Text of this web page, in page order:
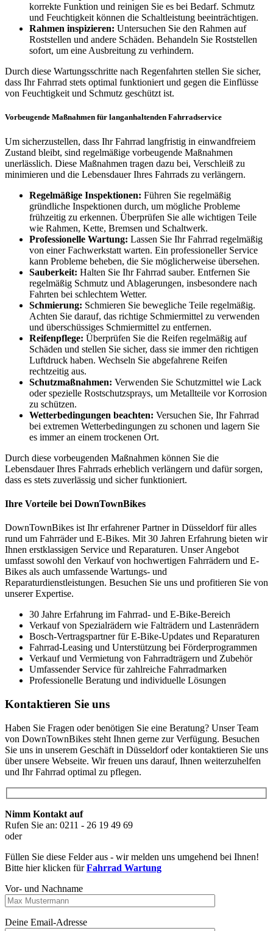
korrekte Funktion und reinigen Sie es bei Bedarf. Schmutz
und Feuchtigkeit können die Schaltleistung beeinträchtigen.
Rahmen inspizieren: Untersuchen Sie den Rahmen auf
Roststellen und andere Schäden. Behandeln Sie Roststellen
sofort, um eine Ausbreitung zu verhindern.
Durch diese Wartungsschritte nach Regenfahrten stellen Sie sicher,
dass Ihr Fahrrad stets optimal funktioniert und gegen die Einflüsse
von Feuchtigkeit und Schmutz geschützt ist.
Vorbeugende Maßnahmen für langanhaltenden Fahrradservice
Um sicherzustellen, dass Ihr Fahrrad langfristig in einwandfreiem
Zustand bleibt, sind regelmäßige vorbeugende Maßnahmen
unerlässlich. Diese Maßnahmen tragen dazu bei, Verschleiß zu
minimieren und die Lebensdauer Ihres Fahrrads zu verlängern.
Regelmäßige Inspektionen: Führen Sie regelmäßig
gründliche Inspektionen durch, um mögliche Probleme
frühzeitig zu erkennen. Überprüfen Sie alle wichtigen Teile
wie Rahmen, Kette, Bremsen und Schaltwerk.
Professionelle Wartung: Lassen Sie Ihr Fahrrad regelmäßig
von einer Fachwerkstatt warten. Ein professioneller Service
kann Probleme beheben, die Sie möglicherweise übersehen.
Sauberkeit: Halten Sie Ihr Fahrrad sauber. Entfernen Sie
regelmäßig Schmutz und Ablagerungen, insbesondere nach
Fahrten bei schlechtem Wetter.
Schmierung: Schmieren Sie bewegliche Teile regelmäßig.
Achten Sie darauf, das richtige Schmiermittel zu verwenden
und überschüssiges Schmiermittel zu entfernen.
Reifenpflege: Überprüfen Sie die Reifen regelmäßig auf
Schäden und stellen Sie sicher, dass sie immer den richtigen
Luftdruck haben. Wechseln Sie abgefahrene Reifen
rechtzeitig aus.
Schutzmaßnahmen: Verwenden Sie Schutzmittel wie Lack
oder spezielle Rostschutzsprays, um Metallteile vor Korrosion
zu schützen.
Wetterbedingungen beachten: Versuchen Sie, Ihr Fahrrad
bei extremen Wetterbedingungen zu schonen und lagern Sie
es immer an einem trockenen Ort.
Durch diese vorbeugenden Maßnahmen können Sie die
Lebensdauer Ihres Fahrrads erheblich verlängern und dafür sorgen,
dass es stets zuverlässig und sicher funktioniert.
Ihre Vorteile bei DownTownBikes
DownTownBikes ist Ihr erfahrener Partner in Düsseldorf für alles
rund um Fahrräder und E-Bikes. Mit 30 Jahren Erfahrung bieten wir
Ihnen erstklassigen Service und Reparaturen. Unser Angebot
umfasst sowohl den Verkauf von hochwertigen Fahrrädern und E-
Bikes als auch umfassende Wartungs- und
Reparaturdienstleistungen. Besuchen Sie uns und profitieren Sie von
unserer Expertise.
30 Jahre Erfahrung im Fahrrad- und E-Bike-Bereich
Verkauf von Spezialrädern wie Falträdern und Lastenrädern
Bosch-Vertragspartner für E-Bike-Updates und Reparaturen
Fahrrad-Leasing und Unterstützung bei Förderprogrammen
Verkauf und Vermietung von Fahrradträgern und Zubehör
Umfassender Service für zahlreiche Fahrradmarken
Professionelle Beratung und individuelle Lösungen
Kontaktieren Sie uns
Haben Sie Fragen oder benötigen Sie eine Beratung? Unser Team
von DownTownBikes steht Ihnen gerne zur Verfügung. Besuchen
Sie uns in unserem Geschäft in Düsseldorf oder kontaktieren Sie uns
über unsere Webseite. Wir freuen uns darauf, Ihnen weiterzuhelfen
und Ihr Fahrrad optimal zu pflegen.
Nimm Kontakt auf
Rufen Sie an: 0211 - 26 19 49 69
oder
Füllen Sie diese Felder aus - wir melden uns umgehend bei Ihnen!
Bitte hier klicken fürFahrrad Wartung
Vor- und Nachname
Deine Email-Adresse